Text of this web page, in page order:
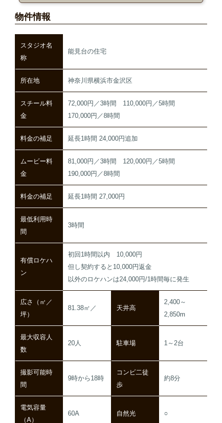
物件情報
スタジオ名
称
能見台の住宅
所在地 神奈川県横浜市金沢区
スチール料
金
72,000円／3時間 110,000円／5時間
170,000円／8時間
料金の補足 延長1時間 24,000円追加
ムービー料
金
81,000円／3時間 120,000円／5時間
190,000円／8時間
料金の補足 延長1時間 27,000円
最低利用時
間
3時間
有償ロケハ
ン
初回1時間以内 10,000円
但し契約すると10,000円返金
以外のロケハンは24,000円/1時間毎に発生
広さ（㎡／
坪）
81.38㎡／ 天井高
2,400～
2,850m
最大収容人
数
20人 駐車場 1～2台
撮影可能時
間
9時から18時
コンビ二徒
歩
約8分
電気容量
（A）
60A 自然光 ○